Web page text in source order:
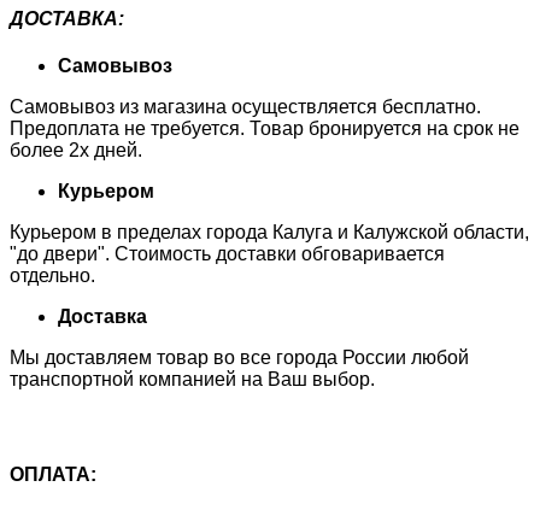
ДОСТАВКА:
Самовывоз
Самовывоз из магазина осуществляется бесплатно.
Предоплата не требуется. Товар бронируется на срок не
более 2х дней.
Курьером
Курьером в пределах города Калуга и Калужской области,
"до двери". Стоимость доставки обговаривается
отдельно.
Доставка
Мы доставляем товар во все города России любой
транспортной компанией на Ваш выбор.
ОПЛАТА: